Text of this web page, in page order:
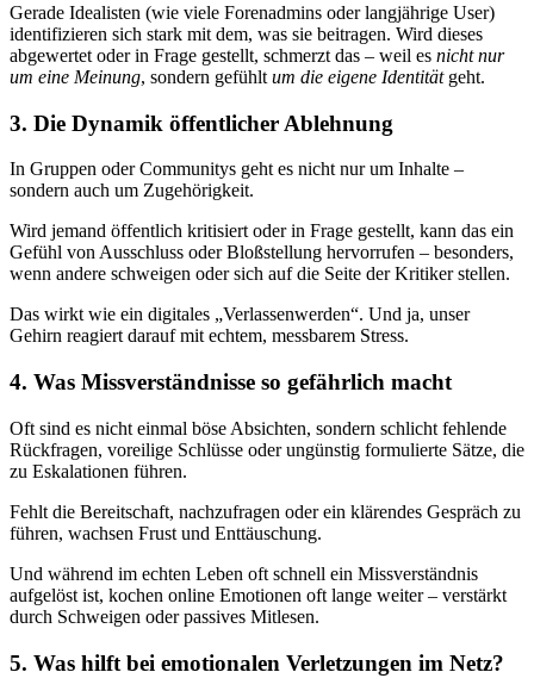
Gerade Idealisten (wie viele Forenadmins oder langjährige User)
identifizieren sich stark mit dem, was sie beitragen. Wird dieses
abgewertet oder in Frage gestellt, schmerzt das – weil es nicht nur
um eine Meinung, sondern gefühlt um die eigene Identitätgeht.
3. Die Dynamik öffentlicher Ablehnung
In Gruppen oder Communitys geht es nicht nur um Inhalte –
sondern auch um Zugehörigkeit.
Wird jemand öffentlich kritisiert oder in Frage gestellt, kann das ein
Gefühl von Ausschluss oder Bloßstellung hervorrufen – besonders,
wenn andere schweigen oder sich auf die Seite der Kritiker stellen.
Das wirkt wie ein digitales „Verlassenwerden“. Und ja, unser
Gehirn reagiert darauf mit echtem, messbarem Stress.
4. Was Missverständnisse so gefährlich macht
Oft sind es nicht einmal böse Absichten, sondern schlicht fehlende
Rückfragen, voreilige Schlüsse oder ungünstig formulierte Sätze, die
zu Eskalationen führen.
Fehlt die Bereitschaft, nachzufragen oder ein klärendes Gespräch zu
führen, wachsen Frust und Enttäuschung.
Und während im echten Leben oft schnell ein Missverständnis
aufgelöst ist, kochen online Emotionen oft lange weiter – verstärkt
durch Schweigen oder passives Mitlesen.
5. Was hilft bei emotionalen Verletzungen im Netz?